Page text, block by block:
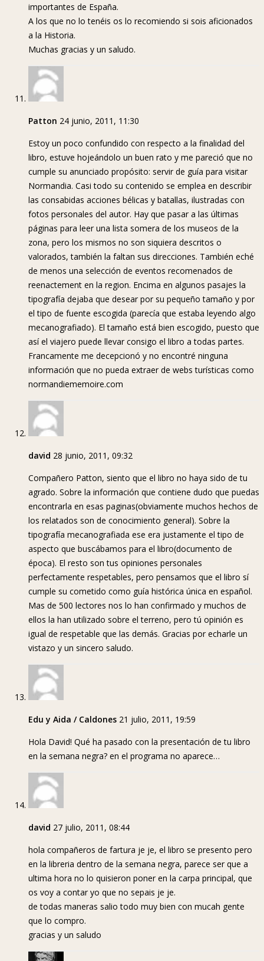
importantes de España.
A los que no lo tenéis os lo recomiendo si sois aficionados
a la Historia.
Muchas gracias y un saludo.
Patton 24 junio, 2011, 11:30
Estoy un poco confundido con respecto a la finalidad del
libro, estuve hojeándolo un buen rato y me pareció que no
cumple su anunciado propósito: servir de guía para visitar
Normandia. Casi todo su contenido se emplea en describir
las consabidas acciones bélicas y batallas, ilustradas con
fotos personales del autor. Hay que pasar a las últimas
páginas para leer una lista somera de los museos de la
zona, pero los mismos no son siquiera descritos o
valorados, también la faltan sus direcciones. También eché
de menos una selección de eventos recomenados de
reenactement en la region. Encima en algunos pasajes la
tipografía dejaba que desear por su pequeño tamaño y por
el tipo de fuente escogida (parecía que estaba leyendo algo
mecanografiado). El tamaño está bien escogido, puesto que
así el viajero puede llevar consigo el libro a todas partes.
Francamente me decepcionó y no encontré ninguna
información que no pueda extraer de webs turísticas como
normandiememoire.com
david 28 junio, 2011, 09:32
Compañero Patton, siento que el libro no haya sido de tu
agrado. Sobre la información que contiene dudo que puedas
encontrarla en esas paginas(obviamente muchos hechos de
los relatados son de conocimiento general). Sobre la
tipografía mecanografiada ese era justamente el tipo de
aspecto que buscábamos para el libro(documento de
época). El resto son tus opiniones personales
perfectamente respetables, pero pensamos que el libro sí
cumple su cometido como guía histórica única en español.
Mas de 500 lectores nos lo han confirmado y muchos de
ellos la han utilizado sobre el terreno, pero tú opinión es
igual de respetable que las demás. Gracias por echarle un
vistazo y un sincero saludo.
Edu y Aida / Caldones 21 julio, 2011, 19:59
Hola David! Qué ha pasado con la presentación de tu libro
en la semana negra? en el programa no aparece…
david 27 julio, 2011, 08:44
hola compañeros de fartura je je, el libro se presento pero
en la libreria dentro de la semana negra, parece ser que a
ultima hora no lo quisieron poner en la carpa principal, que
os voy a contar yo que no sepais je je.
de todas maneras salio todo muy bien con mucah gente
que lo compro.
gracias y un saludo